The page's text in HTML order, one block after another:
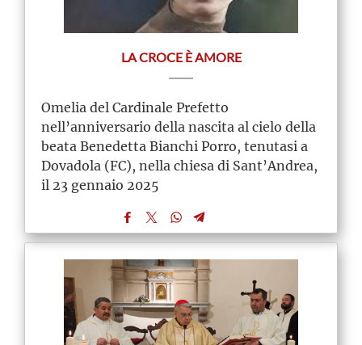
LA CROCE È AMORE
Omelia del Cardinale Prefetto
nell’anniversario della nascita al cielo della
beata Benedetta Bianchi Porro, tenutasi a
Dovadola (FC), nella chiesa di Sant’Andrea,
il 23 gennaio 2025